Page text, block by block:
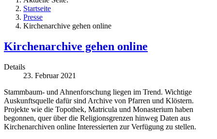
Startseite
Presse
Kirchenarchive gehen online
Kirchenarchive gehen online
Details
23. Februar 2021
Stammbaum- und Ahnenforschung liegen im Trend. Wichtige
Auskunftsquelle dafür sind Archive von Pfarren und Klöstern.
Projekte wie die Topothek, Matricula und Monasterium haben
begonnen, quer über die Religionsgrenzen hinweg Daten aus
Kirchenarchiven online Interessierten zur Verfügung zu stellen.